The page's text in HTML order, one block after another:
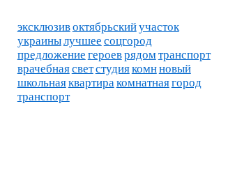
эксклюзивоктябрьскийучасток
украинылучшее соцгород
предложение героеврядомтранспорт
врачебнаясветстудиякомнновый
школьнаяквартиракомнатнаягород
транспорт